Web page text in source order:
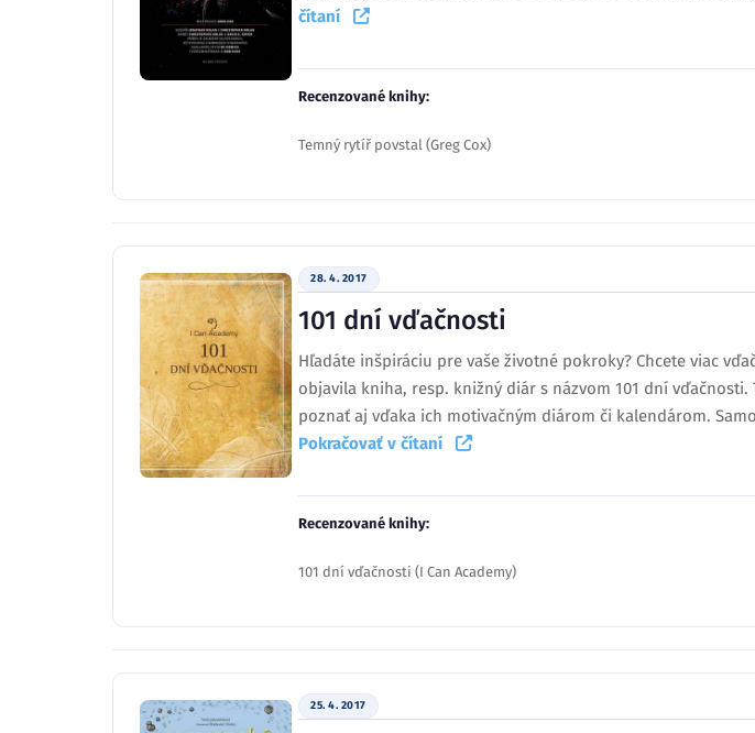
čítaní
Recenzované knihy:
Temný rytíř povstal (Greg Cox)
28. 4. 2017
101 dní vďačnosti
Hľadáte inšpiráciu pre vaše životné pokroky? Chcete viac
objavila kniha, resp. knižný diár s názvom 101 dní
poznať aj vďaka ich motivačným diárom či kalendárom.
Pokračovať v čítaní
Recenzované knihy:
101 dní vďačnosti (I Can Academy)
25. 4. 2017